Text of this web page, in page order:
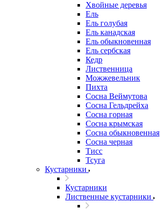
Хвойные деревья
Ель
Ель голубая
Ель канадская
Ель обыкновенная
Ель сербская
Кедр
Лиственница
Можжевельник
Пихта
Сосна Веймутова
Сосна Гельдрейха
Сосна горная
Сосна крымская
Сосна обыкновенная
Сосна черная
Тисс
Тсуга
Кустарники
Кустарники
Лиственные кустарники